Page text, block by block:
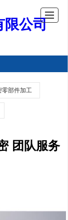
限公司
零部件加工
团队服务